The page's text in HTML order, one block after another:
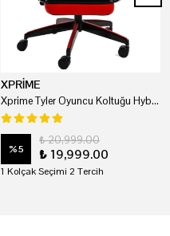
XPRİME
Xprime Tyler Oyuncu Koltuğu Hybrid Kumaş Kırmızı
%5
₺ 20,999.00
₺ 19,999.00
1 Kolçak Seçimi 2 Tercih